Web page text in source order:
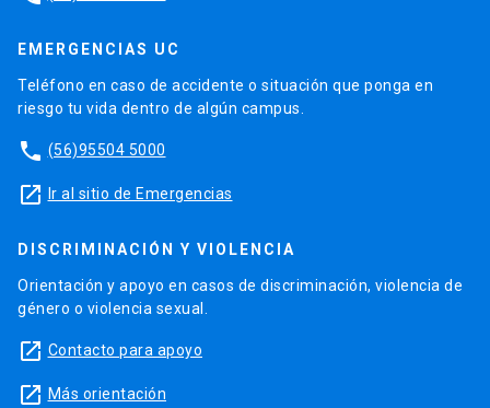
EMERGENCIAS UC
Teléfono en caso de accidente o situación que ponga en
riesgo tu vida dentro de algún campus.
phone (56)95504 5000
launch Ir al sitio de Emergencias
DISCRIMINACIÓN Y VIOLENCIA
Orientación y apoyo en casos de discriminación, violencia de
género o violencia sexual.
launch Contacto para apoyo
launch Más orientación